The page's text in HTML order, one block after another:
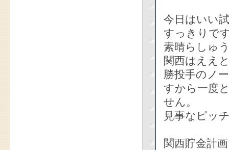
今日はいい
すっきりで
素晴らしゅ
関西はええ
勝投手のノ
すから一度
せん。
見事なピッ
関西貯金計